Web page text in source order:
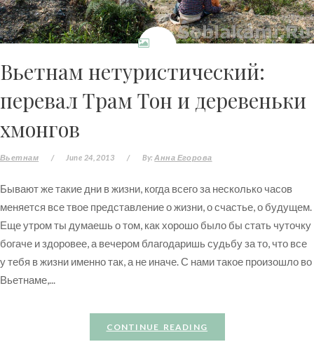
Вьетнам нетуристический:
перевал Трам Тон и деревеньки
хмонгов
Вьетнам / June 24, 2013 / By:Анна Егорова
Бывают же такие дни в жизни, когда всего за несколько часов
меняется все твое представление о жизни, о счастье, о будущем.
Еще утром ты думаешь о том, как хорошо было бы стать чуточку
богаче и здоровее, а вечером благодаришь судьбу за то, что все
у тебя в жизни именно так, а не иначе. С нами такое произошло во
Вьетнаме,...
CONTINUE READING